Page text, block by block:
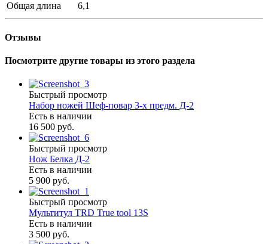
Общая длина
6,1
Отзывы
Посмотрите другие товары из этого раздела
Быстрый просмотр
Набор ножей Шеф-повар 3-х предм. Д-2
Есть в наличии
16 500 руб.
Быстрый просмотр
Нож Белка Д-2
Есть в наличии
5 900 руб.
Быстрый просмотр
Мультитул TRD True tool 13S
Есть в наличии
3 500 руб.